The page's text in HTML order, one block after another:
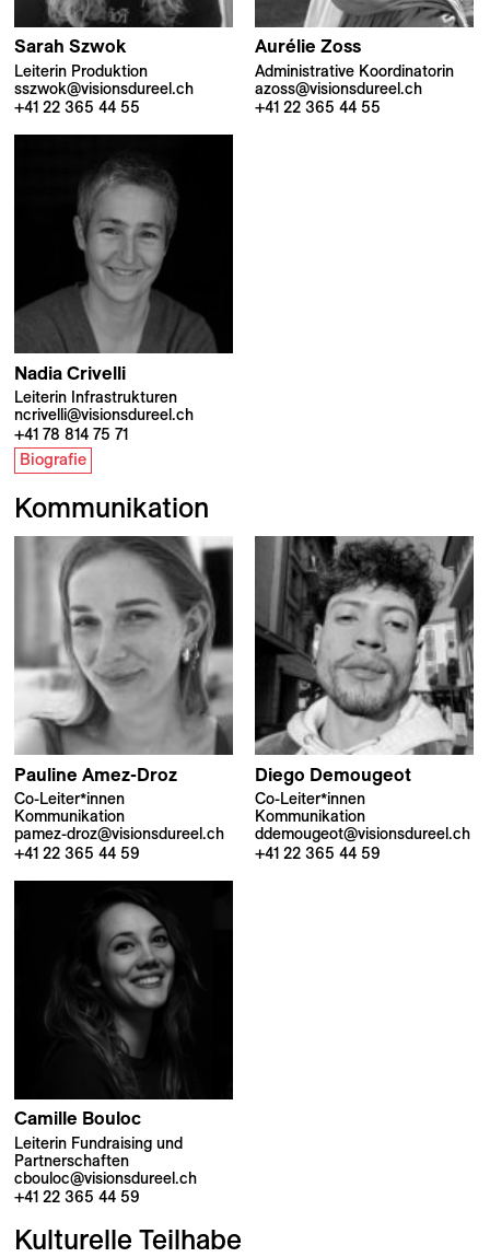
Sarah Szwok
Leiterin Produktion
sszwok@visionsdureel.ch
+41 22 365 44 55
Aurélie Zoss
Administrative Koordinatorin
azoss@visionsdureel.ch
+41 22 365 44 55
Nadia Crivelli
Leiterin Infrastrukturen
ncrivelli@visionsdureel.ch
+41 78 814 75 71
Biografie
Kommunikation
Pauline Amez-Droz
Co-Leiter*innen
Kommunikation
pamez-droz@visionsdureel.ch
+41 22 365 44 59
Diego Demougeot
Co-Leiter*innen
Kommunikation
ddemougeot@visionsdureel.ch
+41 22 365 44 59
Camille Bouloc
Leiterin Fundraising und
Partnerschaften
cbouloc@visionsdureel.ch
+41 22 365 44 59
Kulturelle Teilhabe